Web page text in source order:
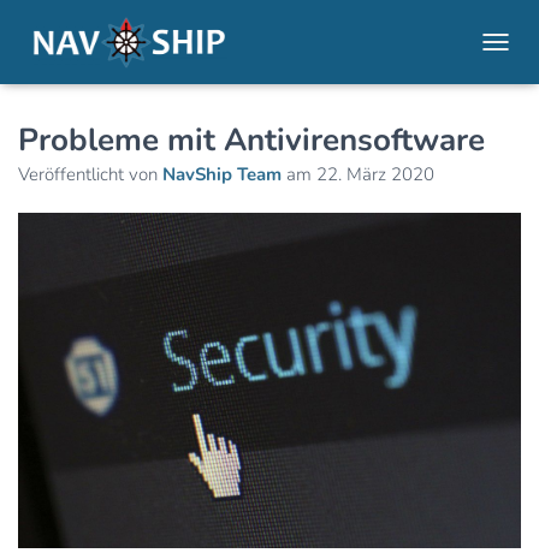
Probleme mit Antivirensoftware
Veröffentlicht von NavShip Team am 22. März 2020